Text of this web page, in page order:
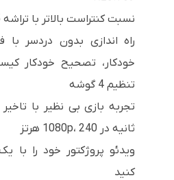
نسبت کنتراست بالاتر با تراشه 0.65 اینچی TI DMD
خودکار، تصحیح خودکار
تنظیم 4 گوشه
ثانیه در 1080p، 240 هرتز
ویدئو پروژکتور خود را با
کنید